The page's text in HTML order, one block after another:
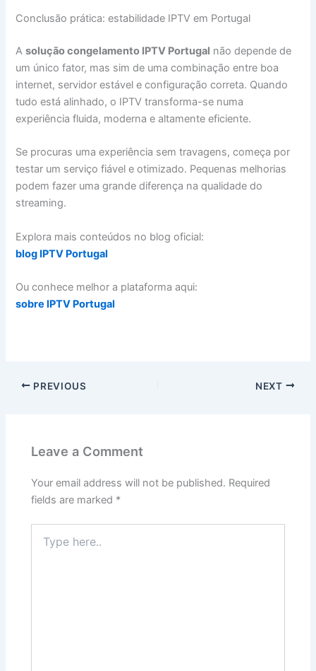
Conclusão prática: estabilidade IPTV em Portugal
Asolução congelamento IPTV Portugal não depende de
um único fator, mas sim de uma combinação entre boa
internet, servidor estável e configuração correta. Quando
tudo está alinhado, o IPTV transforma-se numa
experiência fluida, moderna e altamente eficiente.
Se procuras uma experiência sem travagens, começa por
testar um serviço fiável e otimizado. Pequenas melhorias
podem fazer uma grande diferença na qualidade do
streaming.
Explora mais conteúdos no blog oficial:
blog IPTV Portugal
Ou conhece melhor a plataforma aqui:
sobre IPTV Portugal
PREVIOUS NEXT
Leave a Comment
Your email address will not be published. Required
fields are marked *
here..